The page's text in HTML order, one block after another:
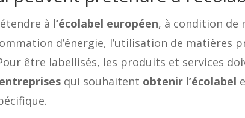
à l’écolabel européen, à condition de
d’énergie, l’utilisation de matières
être labellisés, les produits et services
qui souhaitent obtenir l’écolabel